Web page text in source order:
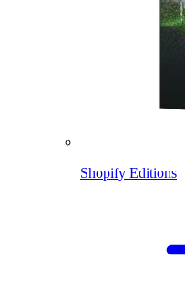
Shopify Editions